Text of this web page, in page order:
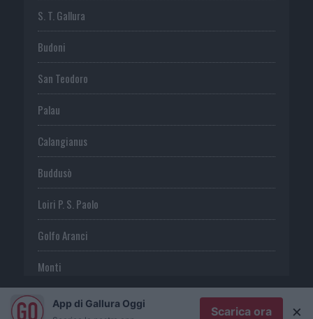
S. T. Gallura
Budoni
San Teodoro
Palau
Calangianus
Buddusò
Loiri P. S. Paolo
Golfo Aranci
Monti
TeltiApp di Gallura Oggi
Scarica ora ×